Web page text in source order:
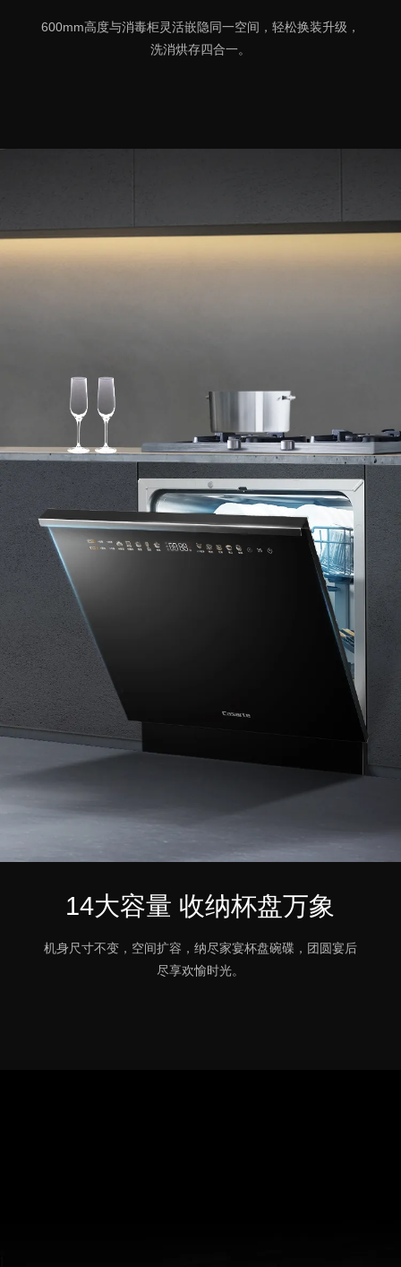
600mm高度与消毒柜灵活嵌隐同一空间，轻松换装升级，
洗消烘存四合一。
14大容量 收纳杯盘万象
机身尺寸不变，空间扩容，纳尽家宴杯盘碗碟，团圆宴后
尽享欢愉时光。